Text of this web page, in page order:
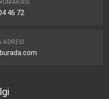
46 72
ADRESI